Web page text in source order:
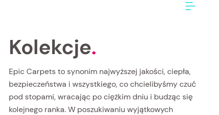
Kolekcje.
Epic Carpets to synonim najwyższej jakości, ciepła,
bezpieczeństwa i wszystkiego, co chcielibyśmy czuć
pod stopami, wracając po ciężkim dniu i budząc się
kolejnego ranka. W poszukiwaniu wyjątkowych